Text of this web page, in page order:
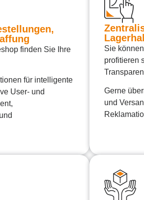
finden Sie Ihre
für intelligente
User- und
Sie
profitieren
Gerne
und